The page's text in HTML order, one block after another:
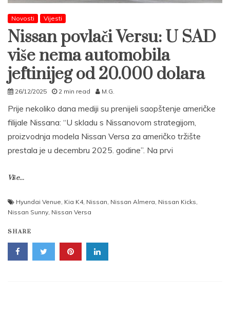
Novosti Vijesti
Nissan povlači Versu: U SAD
više nema automobila
jeftinijeg od 20.000 dolara
26/12/2025 2 min read M.G.
Prije nekoliko dana mediji su prenijeli saopštenje američke
filijale Nissana: “U skladu s Nissanovom strategijom,
proizvodnja modela Nissan Versa za američko tržište
prestala je u decembru 2025. godine”. Na prvi
Više...
Hyundai Venue, Kia K4, Nissan, Nissan Almera, Nissan Kicks,
Nissan Sunny, Nissan Versa
SHARE